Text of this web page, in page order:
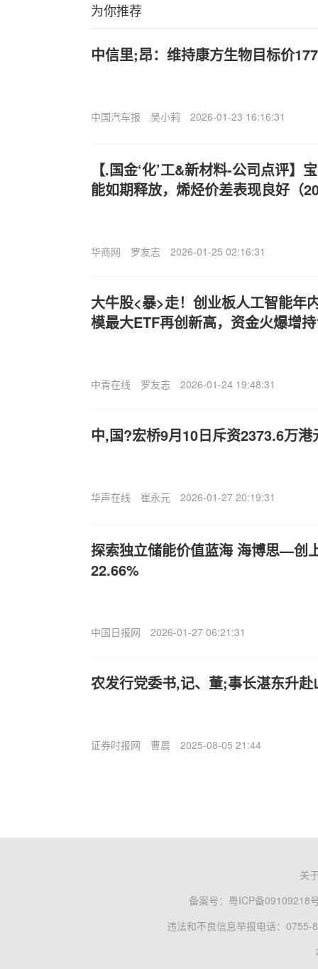
为你推荐
中信里;昂：维持康方生物目标价
中国汽车报 吴小莉 2026-01-23 16:16:31
【.国金‘化’工&新材料-公司点评
能如期释放，烯烃价差表现良好（
华商网 罗友志 2026-01-25 02:16:31
大牛股<暴>走！创业板人工智能年
模最大ETF再创新高，资金火爆增
中青在线 罗友志 2026-01-24 19:48:31
中,国?宏桥9月10日斥资2373.6万
华声在线 崔永元 2026-01-27 20:19:31
探索独立储能价值蓝海 海博思—创
22.66%
中国日报网 2026-01-27 06:21:31
农发行党委书,记、董;事长湛东升
证券时报网 曹晨 2025-08-05 21:44
关
备案号： 粤ICP备09109218
违法和不良信息举报电话：0755-